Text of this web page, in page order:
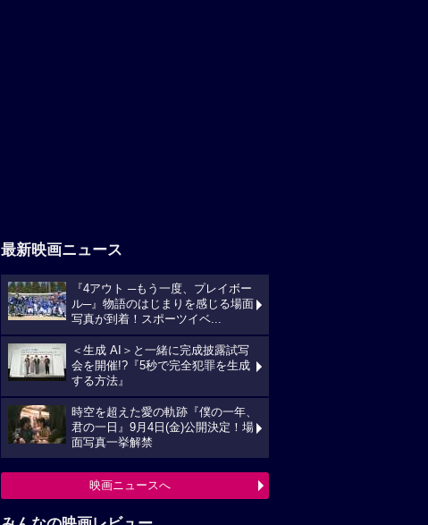
最新映画ニュース
『4アウト ─もう一度、プレイボー
ル─』物語のはじまりを感じる場面
写真が到着！スポーツイベ...
＜生成 AI＞と一緒に完成披露試写
会を開催!?『5秒で完全犯罪を生成
する方法』
時空を超えた愛の軌跡『僕の一年、
君の一日』9月4日(金)公開決定！場
面写真一挙解禁
映画ニュースへ